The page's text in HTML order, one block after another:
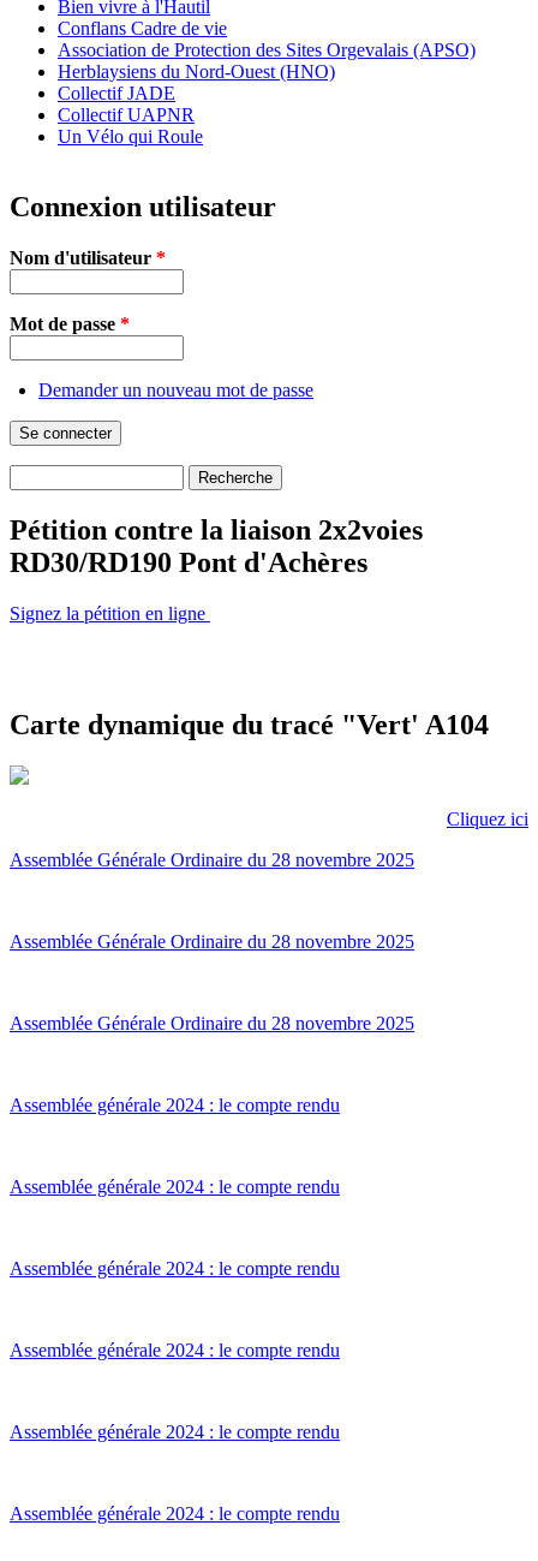
Bien vivre à l'Hautil
Conflans Cadre de vie
Association de Protection des Sites Orgevalais (APSO)
Herblaysiens du Nord-Ouest (HNO)
Collectif JADE
Collectif UAPNR
Un Vélo qui Roule
Connexion utilisateur
Nom d'utilisateur *
Mot de passe *
Demander un nouveau mot de passe
Pétition contre la liaison 2x2voies
RD30/RD190 Pont d'Achères
Signez la pétition en ligne
Carte dynamique du tracé "Vert' A104
Cliquez ici
Assemblée Générale Ordinaire du 28 novembre 2025
Assemblée Générale Ordinaire du 28 novembre 2025
Assemblée Générale Ordinaire du 28 novembre 2025
Assemblée générale 2024 : le compte rendu
Assemblée générale 2024 : le compte rendu
Assemblée générale 2024 : le compte rendu
Assemblée générale 2024 : le compte rendu
Assemblée générale 2024 : le compte rendu
Assemblée générale 2024 : le compte rendu